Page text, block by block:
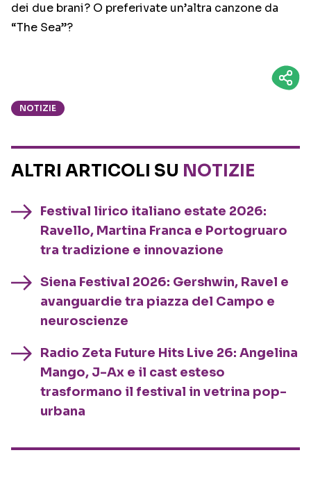
dei due brani? O preferivate un’altra canzone da
“The Sea”?
NOTIZIE
ALTRI ARTICOLI SU NOTIZIE
Festival lirico italiano estate 2026:
Ravello, Martina Franca e Portogruaro
tra tradizione e innovazione
Siena Festival 2026: Gershwin, Ravel e
avanguardie tra piazza del Campo e
neuroscienze
Radio Zeta Future Hits Live 26: Angelina
Mango, J-Ax e il cast esteso
trasformano il festival in vetrina pop-
urbana